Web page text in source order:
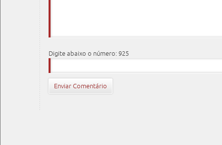
Digite abaixo o número: 925